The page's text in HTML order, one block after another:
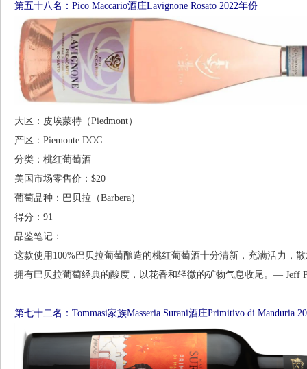
第五十八名：Pico Maccario酒庄Lavignone Rosato 2022年份
大区：皮埃蒙特（Piedmont）
产区：Piemonte DOC
分类：桃红葡萄酒
美国市场零售价：$20
葡萄品种：巴贝拉（Barbera）
得分：91
品鉴笔记：
这款使用100%巴贝拉葡萄酿造的桃红葡萄酒十分清新，充满活力，
拥有巴贝拉葡萄经典的酸度，以花香和轻微的矿物气息收尾。— Jeff
第七十二名：Tommasi家族Masseria Surani酒庄Primitivo di Manduria